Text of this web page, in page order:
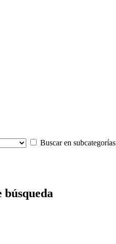
Buscar en subcategorías